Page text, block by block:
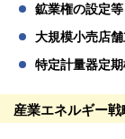
鉱業権の設定等
大規模小売店
特定計量器定
産業エネルギー戦